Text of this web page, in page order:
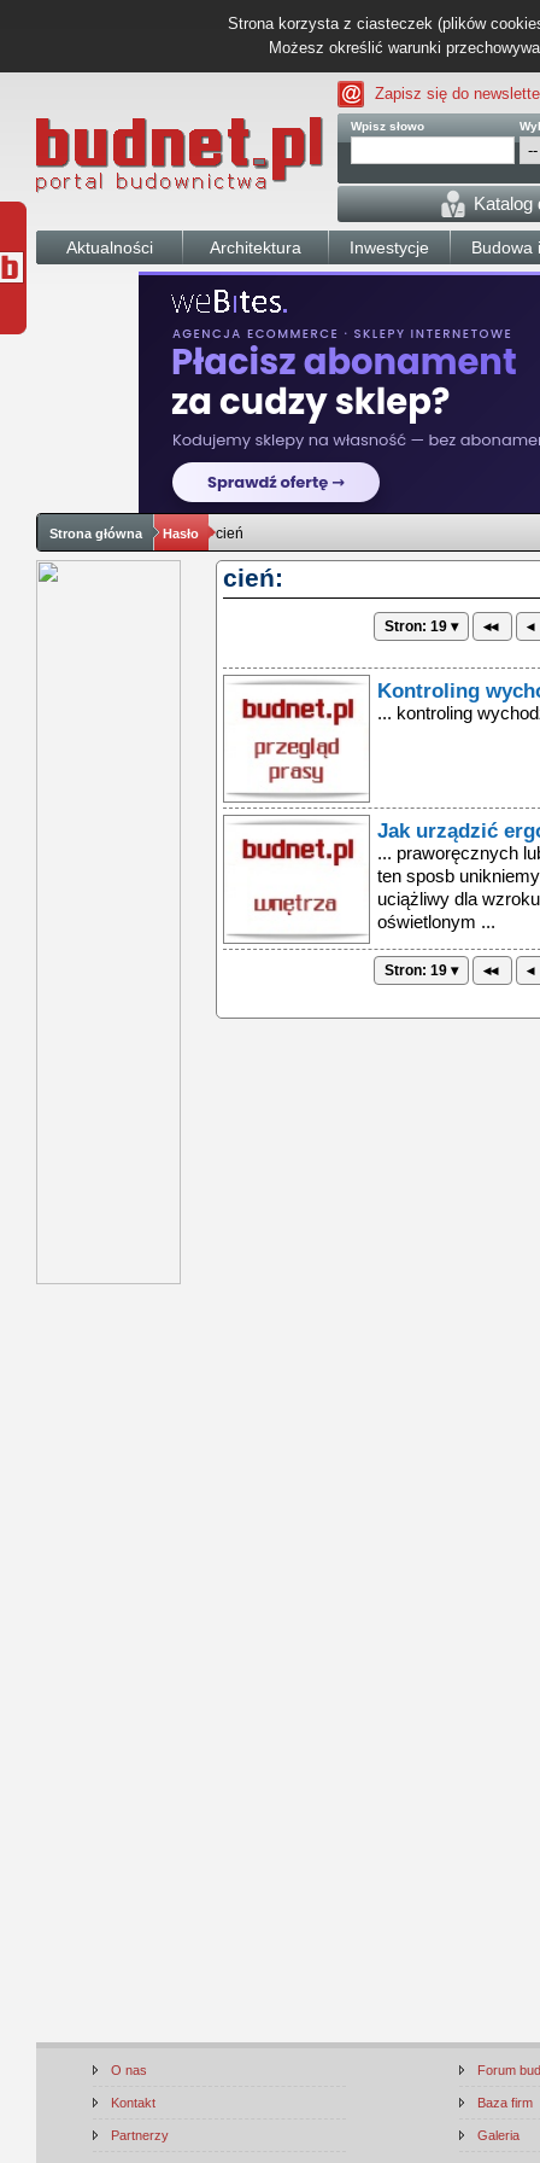
Strona korzysta z ciasteczek (plików
Możesz określić warunki
Zapisz się do
Wpisz słowo
Katalog
Aktualności Architektura Inwestycje Budowa
Strona główna Hasło cień
cień:
Stron: 19 ▾ ◂◂ ◂
Kontroling
... kontroling
Jak urządzić
... praworęcznych
ten sposb
uciążliwy dla
oświetlonym ...
Stron: 19 ▾ ◂◂ ◂
O nas
Kontakt
Partnerzy
Forum
Baza firm
Galeria